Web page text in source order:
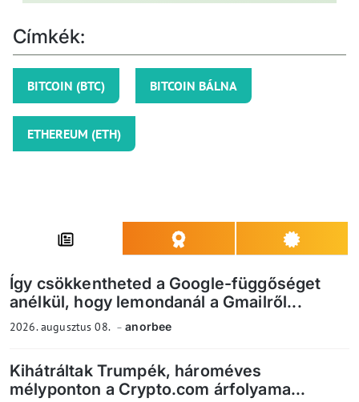
Címkék:
BITCOIN (BTC) BITCOIN BÁLNA
ETHEREUM (ETH)
Így csökkentheted a Google-függőséget
anélkül, hogy lemondanál a Gmailről...
2026. augusztus 08. anorbee
Kihátráltak Trumpék, hároméves
mélyponton a Crypto.com árfolyama...